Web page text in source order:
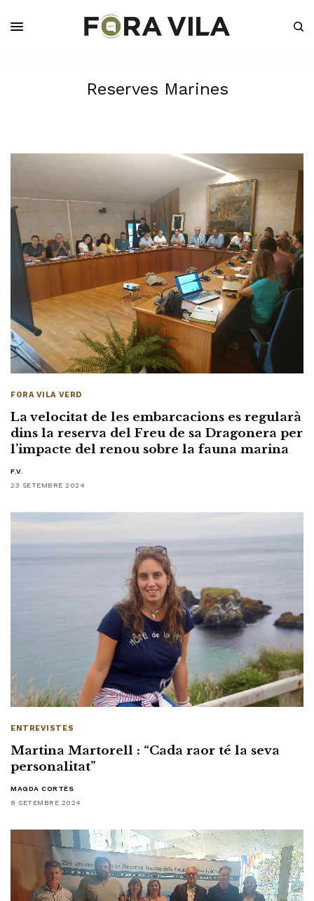
Reserves Marines
FORA VILA VERD
La velocitat de les embarcacions es regularà
dins la reserva del Freu de sa Dragonera per
l’impacte del renou sobre la fauna marina
F.V.
23 SETEMBRE 2024
ENTREVISTES
Martina Martorell : “Cada raor té la seva
personalitat”
MAGDA CORTÈS
8 SETEMBRE 2024